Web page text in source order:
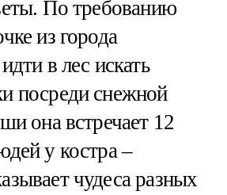
По требованию
из города
в лес искать
посреди снежной
она встречает 12
у костра –
чудеса разных